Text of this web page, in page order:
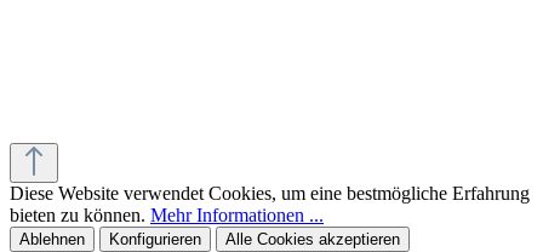
Diese Website verwendet Cookies, um eine bestmögliche Erfahrung
bieten zu können. Mehr Informationen ...
Ablehnen Konfigurieren Alle Cookies akzeptieren